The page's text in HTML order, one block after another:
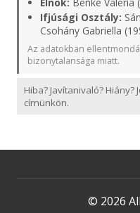
Ifjúsági Osztály:
Csohány Gabriella
Az adatokban
bizonytalansága miatt.
Hiba? Javítanivaló?
címünkön.
© 2026